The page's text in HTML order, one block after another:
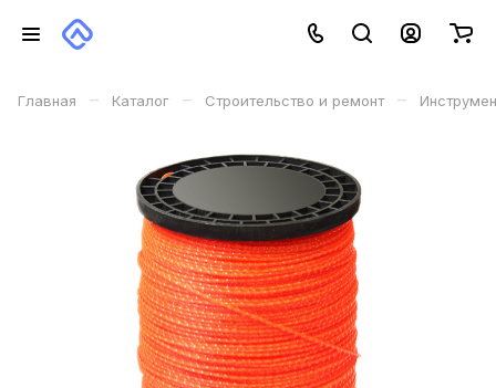
Главная – Каталог – Строительство и ремонт –